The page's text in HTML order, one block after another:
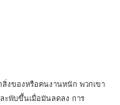
งของหรือคนงานหนัก พวกเขา
ะพับขึ้นเมื่อมันลดลง การ